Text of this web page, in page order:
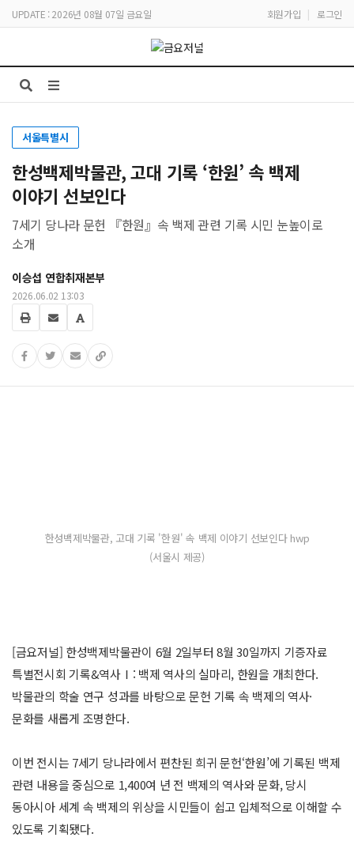
UPDATE : 2026년 08월 07일 금요일 회원가입 | 로그인
서울특별시
한성백제박물관, 고대 기록 ‘한원’ 속 백제
이야기 선보인다
7세기 당나라 문헌 『한원』속 백제 관련 기록 시민 눈높이로
소개
이승섭 연합취재본부
2026.06.02 13:03
한성백제박물관, 고대 기록 '한원' 속 백제 이야기 선보인다 hwp
(서울시 제공)
[금요저널] 한성백제박물관이 6월 2일부터 8월 30일까지 기증자료
특별전시회 기록&역사Ⅰ: 백제 역사의 실마리, 한원을 개최한다.
박물관의 학술 연구 성과를 바탕으로 문헌 기록 속 백제의 역사·
문화를 새롭게 조명한다.
이번 전시는 7세기 당나라에서 편찬된 희귀 문헌‘한원’에 기록된 백제
관련 내용을 중심으로 1,400여 년 전 백제의 역사와 문화, 당시
동아시아 세계 속 백제의 위상을 시민들이 쉽고 입체적으로 이해할 수
있도록 기획됐다.